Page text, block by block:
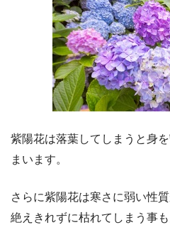
紫陽花は落葉してしまうと身
まいます。
さらに紫陽花は寒さに弱い性
絶えきれずに枯れてしまう事も